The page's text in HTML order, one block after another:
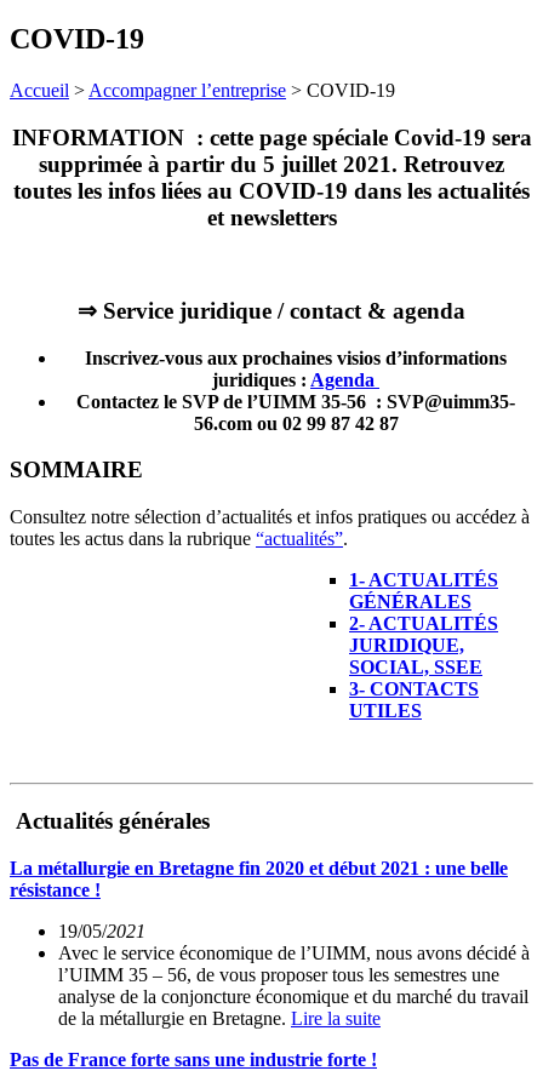
COVID-19
Accueil > Accompagner l’entreprise > COVID-19
INFORMATION : cette page spéciale Covid-19 sera
supprimée à partir du 5 juillet 2021. Retrouvez
toutes les infos liées au COVID-19 dans les actualités
et newsletters
⇒ Service juridique / contact & agenda
Inscrivez-vous aux prochaines visios d’informations
juridiques : Agenda
Contactez le SVP de l’UIMM 35-56 : SVP@uimm35-
56.com ou 02 99 87 42 87
SOMMAIRE
Consultez notre sélection d’actualités et infos pratiques ou accédez à
toutes les actus dans la rubrique “actualités”.
1- ACTUALITÉS
GÉNÉRALES
2- ACTUALITÉS
JURIDIQUE,
SOCIAL, SSEE
3- CONTACTS
UTILES
Actualités générales
La métallurgie en Bretagne fin 2020 et début 2021 : une belle
résistance !
19/05/2021
Avec le service économique de l’UIMM, nous avons décidé à
l’UIMM 35 – 56, de vous proposer tous les semestres une
analyse de la conjoncture économique et du marché du travail
de la métallurgie en Bretagne. Lire la suite
Pas de France forte sans une industrie forte !